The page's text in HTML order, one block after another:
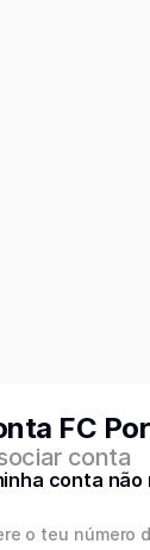
FC
conta
conta
o teu número